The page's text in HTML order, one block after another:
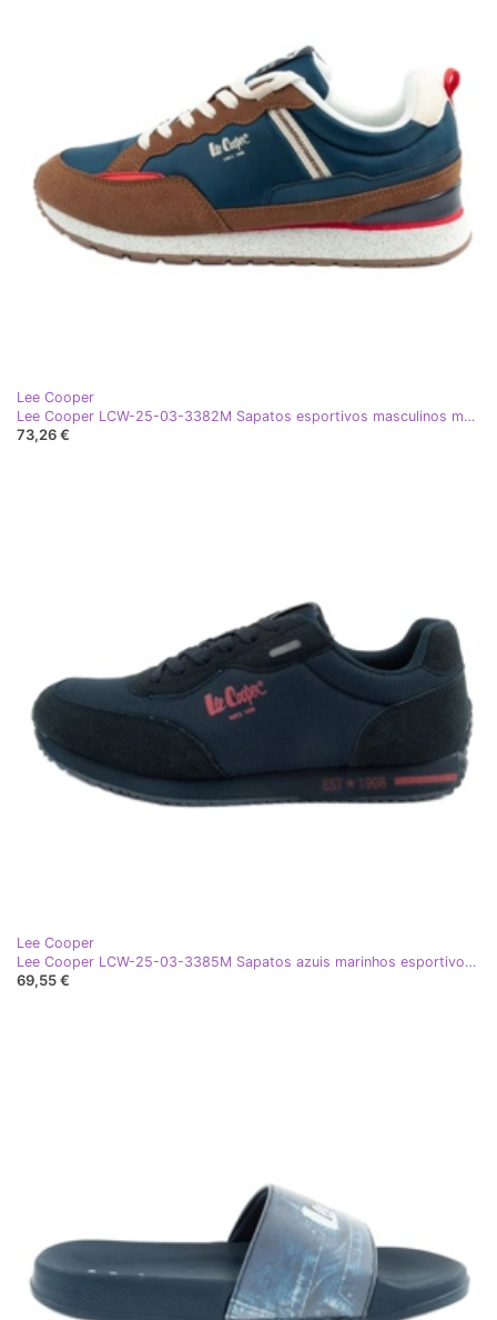
Lee Cooper
Lee Cooper LCW-25-03-3382M Sapatos esportivos masculinos marrom
73,26 €
Lee Cooper
Lee Cooper LCW-25-03-3385M Sapatos azuis marinhos esportivos masculinos azul
69,55 €